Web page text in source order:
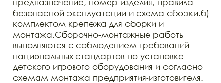
предназначение, номер изделия, правила
безопасной эксплуатации и схема сборки.б)
комплектом крепежа для сборки и
монтажа.Сборочно-монтажные работы
выполняются с соблюдением требований
национальных стандартов по установке
детского игрового оборудования и согласно
схемам монтажа предприятия-изготовителя.